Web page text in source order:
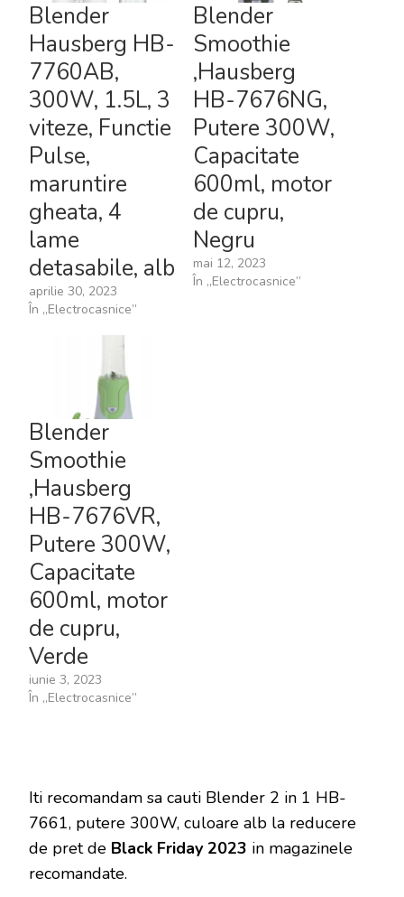
Blender
Hausberg HB-
7760AB,
300W, 1.5L, 3
viteze, Functie
Pulse,
maruntire
gheata, 4
lame
detasabile, alb
aprilie 30, 2023
În „Electrocasnice”
Blender
Smoothie
,Hausberg
HB-7676NG,
Putere 300W,
Capacitate
600ml, motor
de cupru,
Negru
mai 12, 2023
În „Electrocasnice”
Blender
Smoothie
,Hausberg
HB-7676VR,
Putere 300W,
Capacitate
600ml, motor
de cupru,
Verde
iunie 3, 2023
În „Electrocasnice”
Iti recomandam sa cauti Blender 2 in 1 HB-
7661, putere 300W, culoare alb la reducere
de pret de Black Friday 2023 in magazinele
recomandate.